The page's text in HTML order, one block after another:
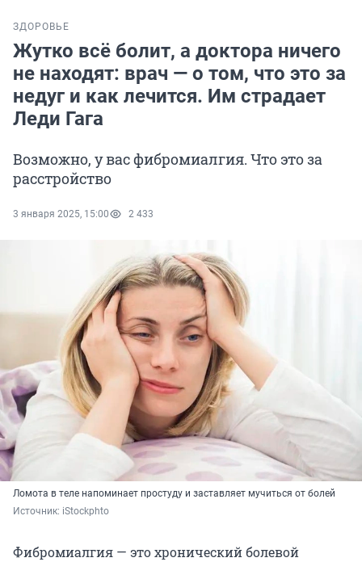
ЗДОРОВЬЕ
Жутко всё болит, а доктора ничего
не находят: врач — о том, что это за
недуг и как лечится. Им страдает
Леди Гага
Возможно, у вас фибромиалгия. Что это за
расстройство
3 января 2025, 15:00 2 433
Ломота в теле напоминает простуду и заставляет мучиться от болей
Источник: iStockphto
Фибромиалгия — это хронический болевой